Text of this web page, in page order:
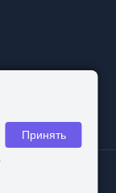
Принять